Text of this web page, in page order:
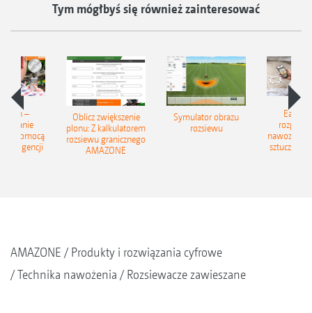
Tym mógłbyś się również zainteresować
–
za pomocą
inteligencji
Oblicz zwiększenie
plonu: Z kalkulatorem
rozsiewu granicznego
AMAZONE
Symulator obrazu
rozsiewu
nawozów
sztucznej
AMAZONE
Produkty i rozwiązania cyfrowe
Technika nawożenia
Rozsiewacze zawieszane